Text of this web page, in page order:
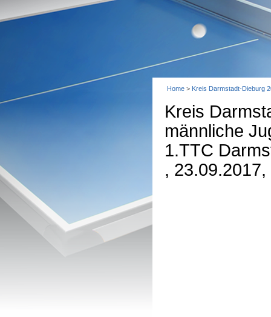
Home > Kreis Darmstadt-Dieburg
Kreis
männliche
1.TTC
,